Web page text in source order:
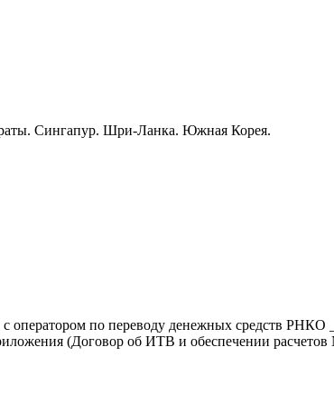
Сингапур. Шри-Ланка. Южная Корея.
по переводу денежных средств РНКО
(Договор об ИТВ и обеспечении расчетов